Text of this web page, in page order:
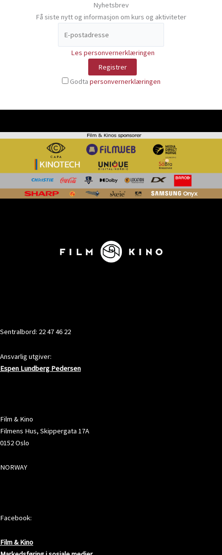
Nyhetsbrev
Få siste nytt og informasjon om kurs og aktiviteter
Les personvernerklæringen
Godta personvernerklæringen
Sentralbord: 22 47 46 22
Ansvarlig utgiver:
Espen Lundberg Pedersen
Film & Kino
Filmens Hus, Skippergata 17A
0152 Oslo
NORWAY
Facebook:
Film & Kino